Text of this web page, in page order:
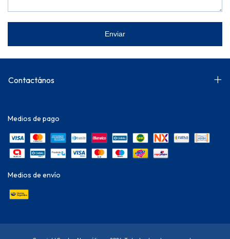
Enviar
Contactános
Medios de pago
Medios de envío